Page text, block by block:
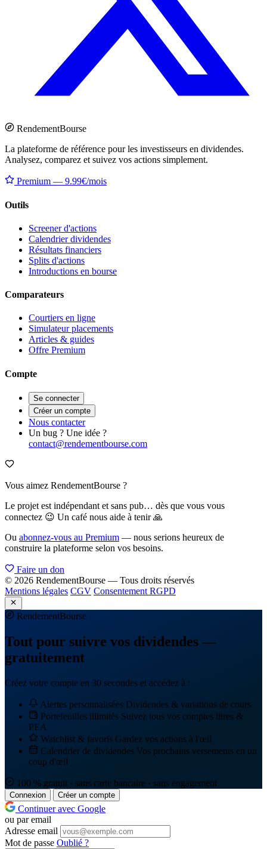
RendementBourse
La plateforme de référence pour les investisseurs en dividendes.
Analysez, comparez et suivez vos actions simplement.
Premium — 9.99€/mois
Outils
Screener d'actions
Calendrier dividendes
Résultats financiers
Splits d'actions
Introductions en bourse
Comparateurs
Courtiers en ligne
Simulateur placements
Articles & guides
Offre Premium
Compte
Se connecter
Créer un compte
Nous contacter
Un bug ? Une idée ?
contact@rendementbourse.com
Vous aimez RendementBourse ?
Le projet est indépendant et sans pub… dès que vous vous
connectez 😉 Un café nous aide à tenir 🙏
Ou abonnez-vous au Premium — nous serions heureux de
construire la plateforme selon vos besoins.
Faire un don
© 2026 RendementBourse — Tous droits réservés
Mentions légales CGV Consentement RGPD
RendementBourse
Tout pour suivre vos dividendes —
gratuitement
Créez votre compte en 30 secondes et accédez à :
Alertes personnalisées Dividendes & variations de cours
Portefeuilles illimités Suivez tous vos comptes titres &
PEA
Watchlist & favoris Gardez vos actions à l'œil
Calendrier de dividendes Vos prochains versements en un
coup d'œil
100 % gratuit · sans carte bancaire · sans engagement
Connexion Créer un compte
Continuer avec Google
ou par email
Adresse email
Mot de passe Oublié ?